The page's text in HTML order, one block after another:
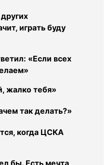
играть буду
«Если всех
жалко тебя»
так делать?»
когда ЦСКА
бы. Есть мечта